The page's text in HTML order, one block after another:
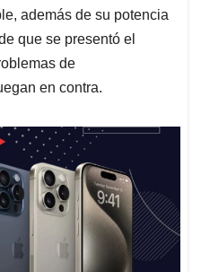
además de su potencia
que se presentó el
de
en contra.